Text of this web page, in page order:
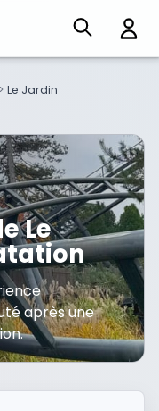
> Le Jardin
Le
après une